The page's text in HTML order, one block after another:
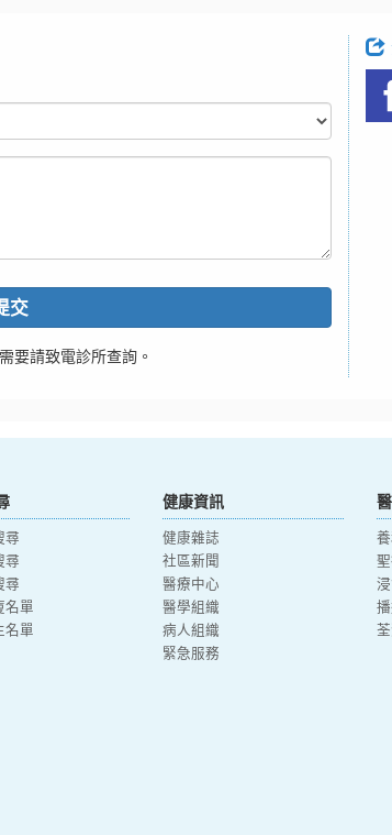
交
要請致電診所查詢。
尋
尋
尋
名單
名單
健康資訊
健康雜誌
社區新聞
醫療中心
醫學組織
病人組織
緊急服務